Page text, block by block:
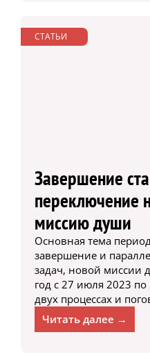
СТАТЬИ
Завершение
переключение
миссию души
Основная тема
завершение и
задач, новой миссии
год с 27 июля 2023
двух процессах и
Читать далее →